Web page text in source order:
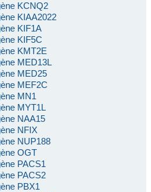
KCNQ2
KIAA2022
KIF1A
KIF5C
KMT2E
MED13L
MED25
MEF2C
MN1
MYT1L
NAA15
NFIX
NUP188
OGT
PACS1
PACS2
PBX1